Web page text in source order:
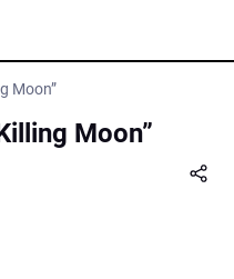
Moon”
Moon”